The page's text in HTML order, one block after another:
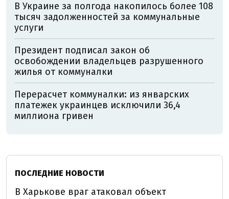
В Украине за полгода накопилось более 108
тысяч задолженностей за коммунальные
услуги
Президент подписал закон об
освобождении владельцев разрушенного
жилья от коммуналки
Перерасчет коммуналки: из январских
платежек украинцев исключили 36,4
миллиона гривен
ПОСЛЕДНИЕ НОВОСТИ
В Харькове враг атаковал объект